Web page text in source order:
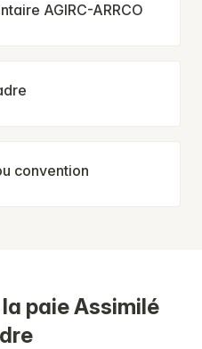
AGIRC-ARRCO
convention
paie Assimilé